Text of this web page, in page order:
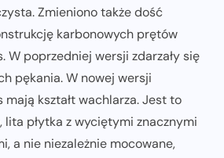
Zmieniono także dość
karbonowych prętów
W poprzedniej wersji zdarzały się
pękania. W nowej wersji
mają kształt wachlarza. Jest to
lita płytka z wyciętymi znacznymi
a nie niezależnie mocowane,